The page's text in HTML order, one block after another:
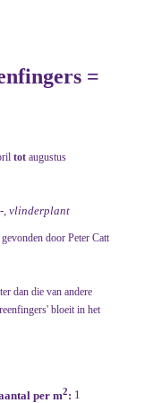
=
tot augustus
, vlinderplant
door Peter Catt
dan die van andere
bloeit in het
per m2: 1